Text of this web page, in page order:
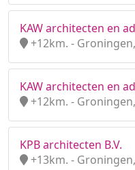
KAW architecten en
+12km. -
KAW architecten en
+12km. -
KPB architecten B.V.
+13km. -